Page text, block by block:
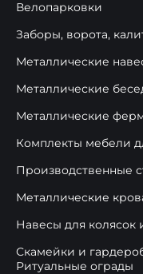
Велопарковки
Заборы, ворота,
Металлические
Металлические
Металлические
Комплекты мебели
Производственные
Металлические
Навесы для колясок
Скамейки и
Ритуальные ограды